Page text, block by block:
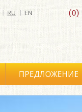
(0)
| RU | EN
ПРЕДЛОЖЕНИЕ